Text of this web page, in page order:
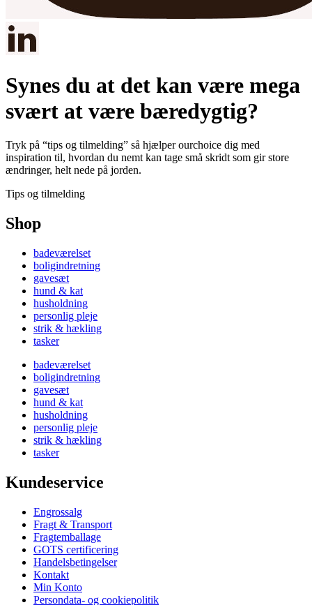
Synes du at det kan være mega
svært at være bæredygtig?
Tryk på “tips og tilmelding” så hjælper ourchoice dig med
inspiration til, hvordan du nemt kan tage små skridt som gir store
ændringer, helt nede på jorden.
Tips og tilmelding
Shop
badeværelset
boligindretning
gavesæt
hund & kat
husholdning
personlig pleje
strik & hækling
tasker
badeværelset
boligindretning
gavesæt
hund & kat
husholdning
personlig pleje
strik & hækling
tasker
Kundeservice
Engrossalg
Fragt & Transport
Fragtemballage
GOTS certificering
Handelsbetingelser
Kontakt
Min Konto
Persondata- og cookiepolitik